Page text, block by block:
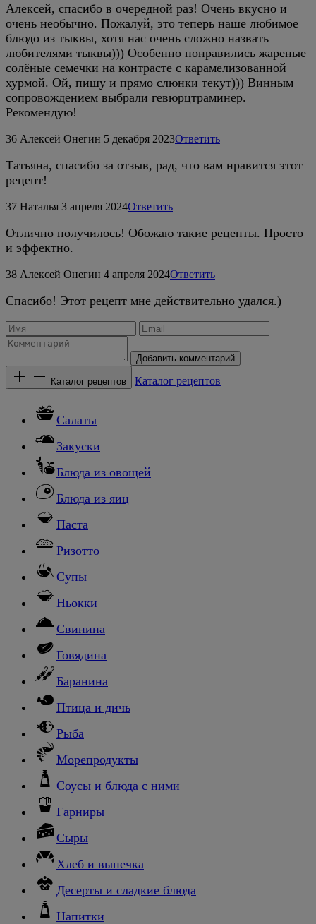
Алексей, спасибо в очередной раз! Очень вкусно и
очень необычно. Пожалуй, это теперь наше любимое
блюдо из тыквы, хотя нас очень сложно назвать
любителями тыквы))) Особенно понравились жареные
солёные семечки на контрасте с карамелизованной
хурмой. Ой, пишу и прямо слюнки текут))) Винным
сопровождением выбрали гевюрцтраминер.
Рекомендую!
36 Алексей Онегин 5 декабря 2023Ответить
Татьяна, спасибо за отзыв, рад, что вам нравится этот
рецепт!
37 Наталья 3 апреля 2024Ответить
Отлично получилось! Обожаю такие рецепты. Просто
и эффектно.
38 Алексей Онегин 4 апреля 2024Ответить
Спасибо! Этот рецепт мне действительно удался.)
Добавить комментарий
Каталог рецептов Каталог рецептов
Салаты
Закуски
Блюда из овощей
Блюда из яиц
Паста
Ризотто
Супы
Ньокки
Свинина
Говядина
Баранина
Птица и дичь
Рыба
Морепродукты
Соусы и блюда с ними
Гарниры
Сыры
Хлеб и выпечка
Десерты и сладкие блюда
Напитки